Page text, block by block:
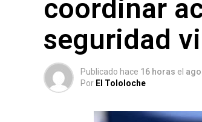
coordinar
seguridad
Publicado hace 16 horas el
Por El Tololoche